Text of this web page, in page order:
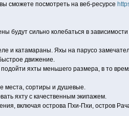
сможете посмотреть на веб-ресурсе
будут сильно колебаться в
и катамараны. Яхы на парусо
движение.
яхты меньшего размера, в то
места, сортиры и душевые.
яхту с качественным экипажем.
включая острова Пхи-Пхи, остров